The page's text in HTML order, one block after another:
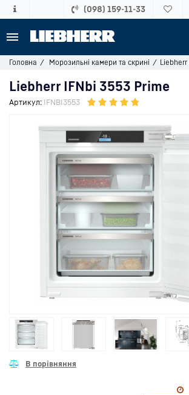
(098) 159-11-33
Головна Морозильні камери та скрині Liebherr
Liebherr IFNbi 3553 Prime
Артикул: IFNBI3553